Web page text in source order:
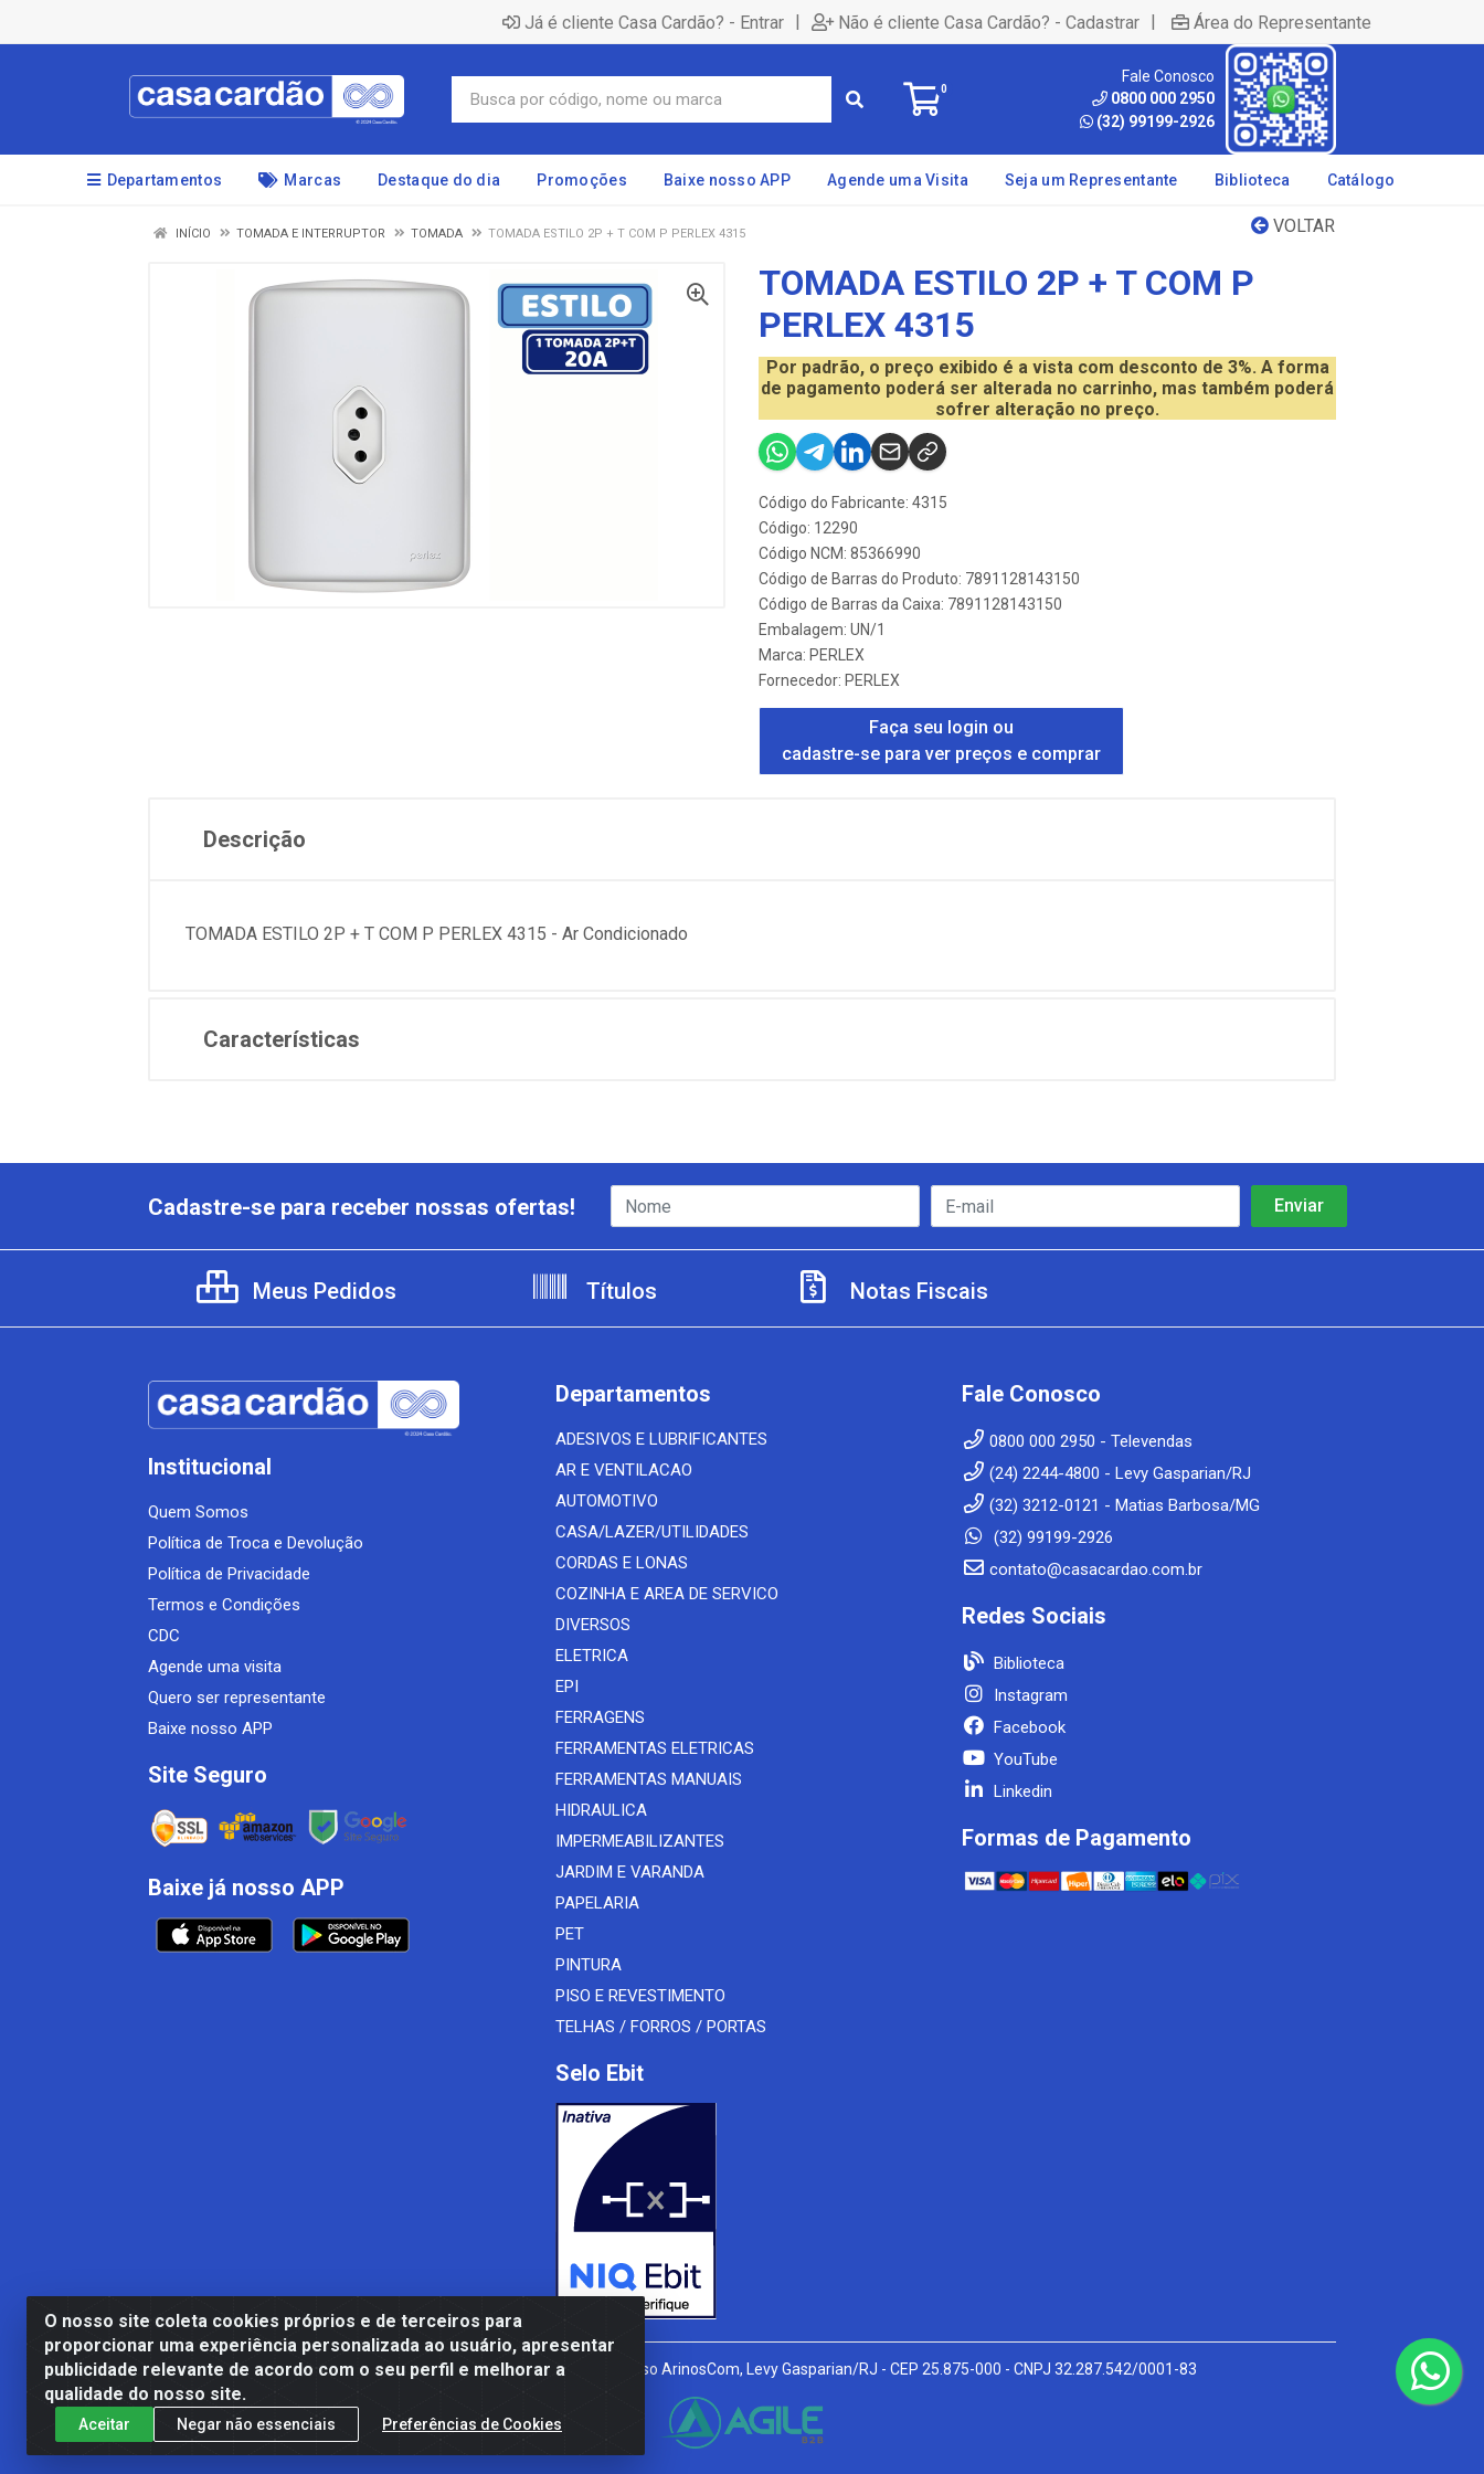
Já é cliente Casa Cardão? - Entrar | Não é cliente Casa Cardão? - Cadastrar | Área do Representante
0
Fale Conosco
0800 000 2950
(32) 99199-2926
Departamentos Marcas Destaque do dia Promoções Baixe nosso APP Agende uma Visita Seja um Representante Biblioteca Catálogo
VOLTAR
INÍCIO TOMADA E INTERRUPTOR TOMADA TOMADA ESTILO 2P + T COM P PERLEX 4315
TOMADA ESTILO 2P + T COM P
PERLEX 4315
Por padrão, o preço exibido é a vista com desconto de 3%. A forma
de pagamento poderá ser alterada no carrinho, mas também poderá
sofrer alteração no preço.
Código do Fabricante: 4315
Código: 12290
Código NCM: 85366990
Código de Barras do Produto: 7891128143150
Código de Barras da Caixa: 7891128143150
Embalagem: UN/1
Marca: PERLEX
Fornecedor: PERLEX
Faça seu login ou
cadastre-se para ver preços e comprar
Descrição
TOMADA ESTILO 2P + T COM P PERLEX 4315 - Ar Condicionado
Características
O nosso site coleta cookies próprios e de terceiros para
proporcionar uma experiência personalizada ao usuário, apresentar
publicidade relevante de acordo com o seu perfil e melhorar a
qualidade do nosso site.
Aceitar Negar não essenciais Preferências de Cookies
Cadastre-se para receber nossas ofertas!
Meus Pedidos Títulos Notas Fiscais
Institucional
Quem Somos
Política de Troca e Devolução
Política de Privacidade
Termos e Condições
CDC
Agende uma visita
Quero ser representante
Baixe nosso APP
Site Seguro
Baixe já nosso APP
Departamentos
ADESIVOS E LUBRIFICANTES
AR E VENTILACAO
AUTOMOTIVO
CASA/LAZER/UTILIDADES
CORDAS E LONAS
COZINHA E AREA DE SERVICO
DIVERSOS
ELETRICA
EPI
FERRAGENS
FERRAMENTAS ELETRICAS
FERRAMENTAS MANUAIS
HIDRAULICA
IMPERMEABILIZANTES
JARDIM E VARANDA
PAPELARIA
PET
PINTURA
PISO E REVESTIMENTO
TELHAS / FORROS / PORTAS
Selo Ebit
Fale Conosco
0800 000 2950 - Televendas
(24) 2244-4800 - Levy Gasparian/RJ
(32) 3212-0121 - Matias Barbosa/MG
(32) 99199-2926
contato@casacardao.com.br
Redes Sociais
Biblioteca
Instagram
Facebook
YouTube
Linkedin
Formas de Pagamento
Casa Cardão LTDA - Av. Amaral Peixoto, 910 - Afonso ArinosCom, Levy Gasparian/RJ - CEP 25.875-000 - CNPJ 32.287.542/0001-83